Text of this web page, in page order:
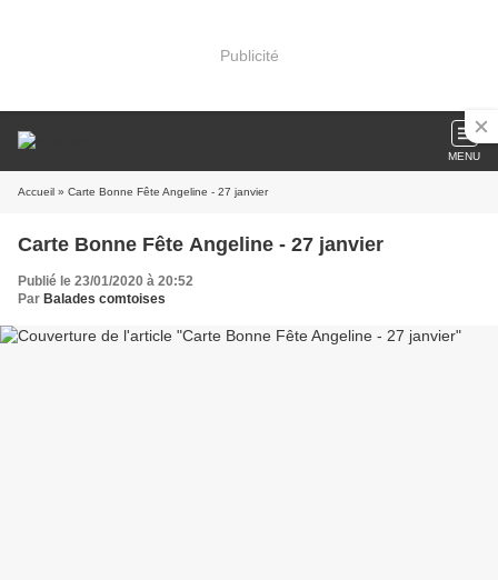
Publicité
MENU
Accueil » Carte Bonne Fête Angeline - 27 janvier
Carte Bonne Fête Angeline - 27 janvier
Publié le 23/01/2020 à 20:52
Par Balades comtoises